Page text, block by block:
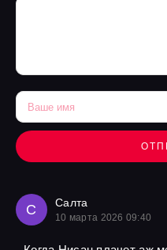
С Салта
10 марта 2026 09:40